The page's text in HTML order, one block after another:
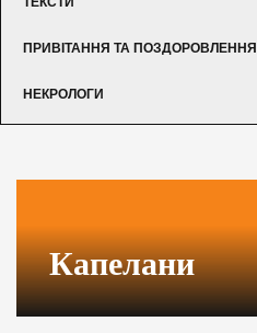
ПРИВІТАННЯ ТА ПОЗДОРОВЛЕННЯ
НЕКРОЛОГИ
Капелани